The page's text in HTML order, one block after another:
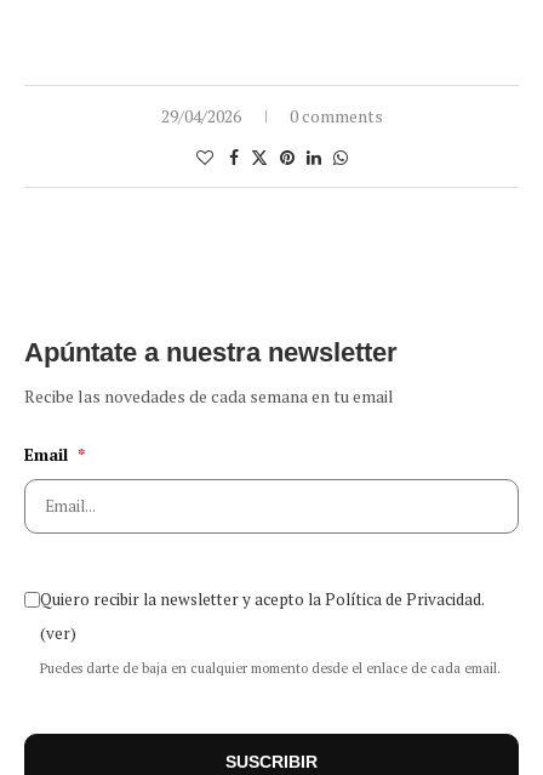
29/04/2026 0 comments
Apúntate a nuestra newsletter
Recibe las novedades de cada semana en tu email
Email *
Quiero recibir la newsletter y acepto la Política de Privacidad.
(ver)
Puedes darte de baja en cualquier momento desde el enlace de cada email.